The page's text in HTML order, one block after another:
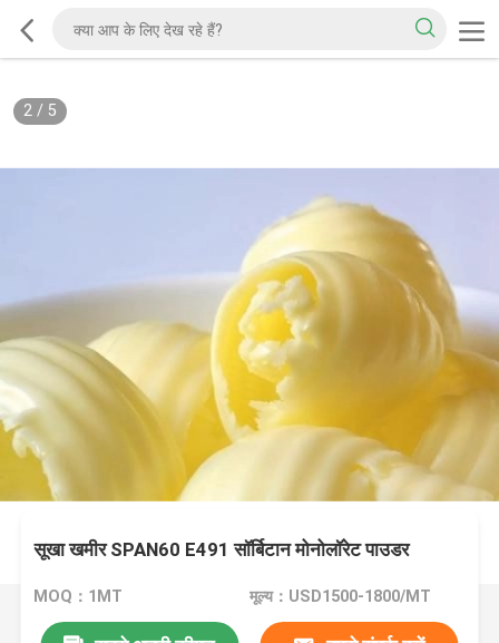
2/ 5
सूखा खमीर SPAN60 E491 सॉर्बिटान मोनोलॉरेट पाउडर
MOQ：1MT मूल्य：USD1500-1800/MT